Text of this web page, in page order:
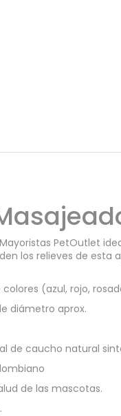
PetOutlet
los relieves de
(azul, rojo,
diámetro aprox.
de caucho natural
de las mascotas.